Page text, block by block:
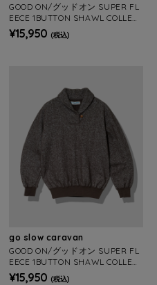
GOOD ON/グッドオン SUPER FL
EECE 1BUTTON SHAWL COLLER
SWEAT (WOMENS)
¥15,950 (税込)
go slow caravan
GOOD ON/グッドオン SUPER FL
EECE 1BUTTON SHAWL COLLER
SWEAT (WOMENS)
¥15,950 (税込)